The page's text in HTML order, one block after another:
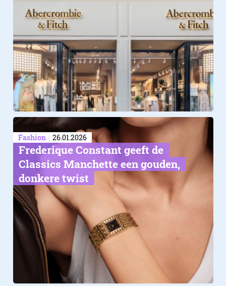
4. Kleed je naar de
Fashion 26.01.2026
Frederique Constant geeft de
Classics Manchette een gouden,
donkere twist